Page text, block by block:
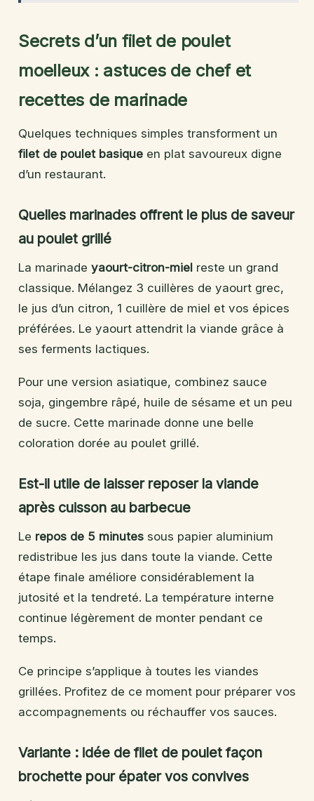
Secrets d’un filet de poulet
moelleux : astuces de chef et
recettes de marinade
Quelques techniques simples transforment un
filet de poulet basique en plat savoureux digne
d’un restaurant.
Quelles marinades offrent le plus de saveur
au poulet grillé
La marinade yaourt-citron-miel reste un grand
classique. Mélangez 3 cuillères de yaourt grec,
le jus d’un citron, 1 cuillère de miel et vos épices
préférées. Le yaourt attendrit la viande grâce à
ses ferments lactiques.
Pour une version asiatique, combinez sauce
soja, gingembre râpé, huile de sésame et un peu
de sucre. Cette marinade donne une belle
coloration dorée au poulet grillé.
Est-il utile de laisser reposer la viande
après cuisson au barbecue
Le repos de 5 minutes sous papier aluminium
redistribue les jus dans toute la viande. Cette
étape finale améliore considérablement la
jutosité et la tendreté. La température interne
continue légèrement de monter pendant ce
temps.
Ce principe s’applique à toutes les viandes
grillées. Profitez de ce moment pour préparer vos
accompagnements ou réchauffer vos sauces.
Variante : idée de filet de poulet façon
brochette pour épater vos convives